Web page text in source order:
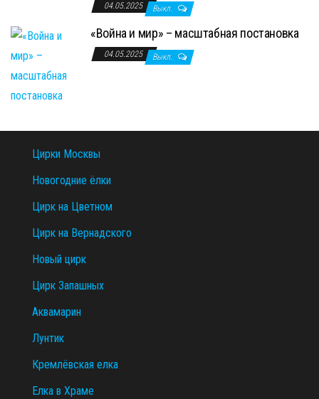
04.05.2025 Выкл.
«Война и мир» – масштабная постановка
04.05.2025 Выкл.
Цирки Москвы
Новогодние ёлки
Цирк на Цветном
Цирк на Вернадского
Новый цирк
Цирк Запашных
Аквамарин
Лунтик
Кремлёвская елка
Елка в Храме